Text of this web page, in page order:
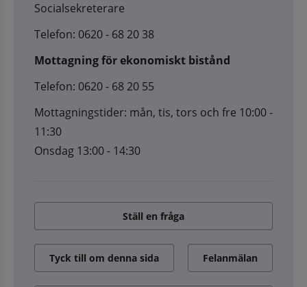
Socialsekreterare
Telefon: 0620 - 68 20 38
Mottagning för ekonomiskt bistånd
Telefon: 0620 - 68 20 55
Mottagningstider: mån, tis, tors och fre 10:00 -
11:30
Onsdag 13:00 - 14:30
Ställ en fråga
Tyck till om denna sida Felanmälan